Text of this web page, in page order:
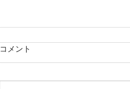
コメント